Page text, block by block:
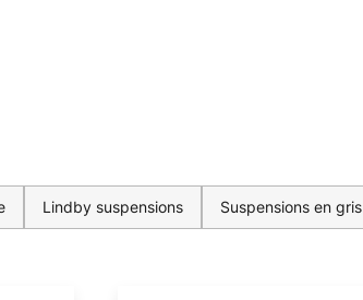
Lindby suspensions Suspensions en gris